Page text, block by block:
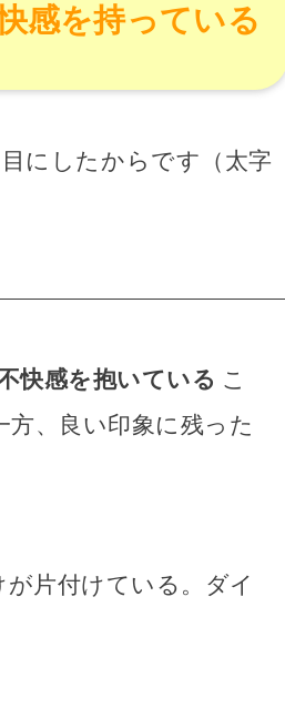
感を持っている
にしたからです（太字
快感を抱いている こ
、良い印象に残った
片付けている。ダイ